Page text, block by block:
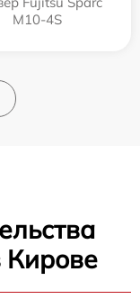
M10-4S
Кирове